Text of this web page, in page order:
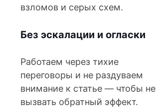
взломов и серых схем.
Без эскалации и огласки
Работаем через тихие
переговоры и не раздуваем
внимание к статье — чтобы не
вызвать обратный эффект.